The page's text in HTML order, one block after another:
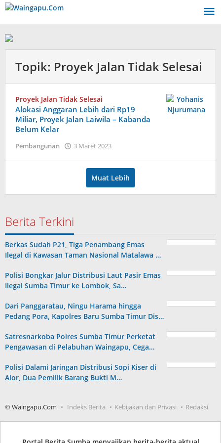
Lewati
konten
Topik: Proyek Jalan Tidak Selesai
Proyek Jalan Tidak Selesai
Alokasi Anggaran Lebih dari Rp19
Miliar, Proyek Jalan Laiwila – Kabanda
Belum Kelar
Pembangunan 3 Maret 2023
Muat Lebih
Berita Terkini
Berkas Sudah P21, Tiga Penambang Emas
Ilegal di Kawasan Taman Nasional Matalawa …
Polisi Bongkar Jalur Distribusi Laut Pasir Emas
Ilegal Sumba Timur ke Lombok, Sa…
Dari Panggaratau, Ningu Harama hingga
Pedang Pora, Kapolres Baru Sumba Timur Dis…
Satresnarkoba Polres Sumba Timur Perketat
Pengawasan di Pelabuhan Waingapu, Cega…
Polisi Dalami Jaringan Distribusi Sopi Kiser di
Alor, Dua Pemilik Barang Bukti M…
© Waingapu.Com Indeks Berita Kebijakan dan Privasi Redaksi